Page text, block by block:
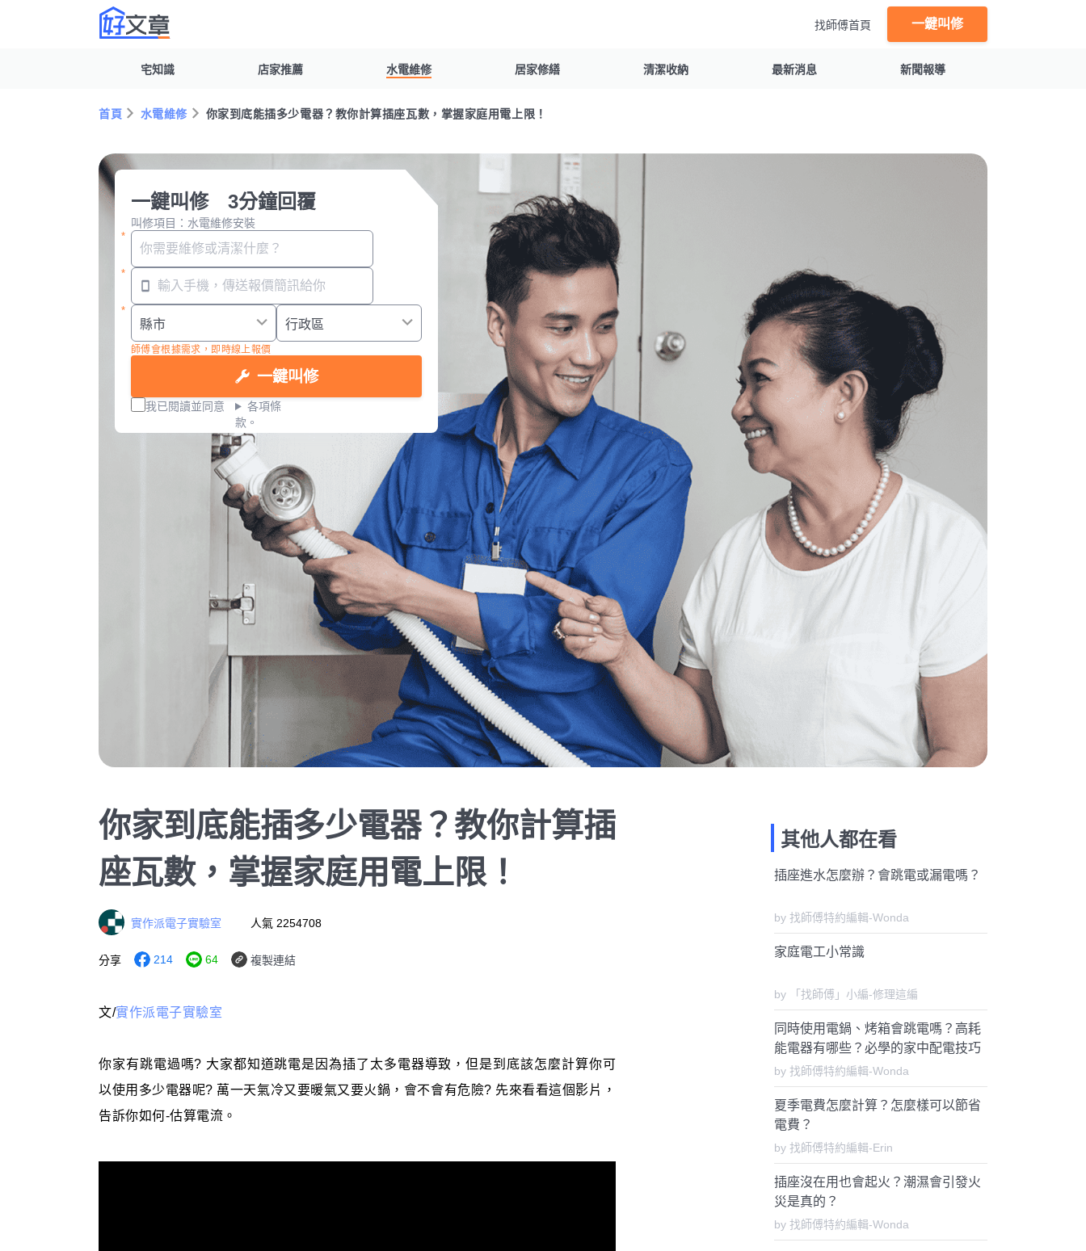
找師傅首頁 一鍵叫修
宅知識 店家推薦 水電維修 居家修繕 清潔收納 最新消息 新聞報導
首頁 水電維修 你家到底能插多少電器？教你計算插座瓦數，掌握家庭用電上限！
一鍵叫修 3分鐘回覆
叫修項目：水電維修安裝
師傅會根據需求，即時線上報價
一鍵叫修
我已閱讀並同意
各項條
款。
你家到底能插多少電器？教你計算插
座瓦數，掌握家庭用電上限！
實作派電子實驗室 人氣 2254708
分享 214 64 複製連結
文/實作派電子實驗室
你家有跳電過嗎? 大家都知道跳電是因為插了太多電器導致，但是到底該怎麼計算你可
以使用多少電器呢? 萬一天氣冷又要暖氣又要火鍋，會不會有危險? 先來看看這個影片，
告訴你如何-估算電流。
其他人都在看
插座進水怎麼辦？會跳電或漏電嗎？
by 找師傅特約編輯-Wonda
家庭電工小常識
by 「找師傅」小編-修理這編
同時使用電鍋、烤箱會跳電嗎？高耗
能電器有哪些？必學的家中配電技巧
by 找師傅特約編輯-Wonda
夏季電費怎麼計算？怎麼樣可以節省
電費？
by 找師傅特約編輯-Erin
插座沒在用也會起火？潮濕會引發火
災是真的？
by 找師傅特約編輯-Wonda